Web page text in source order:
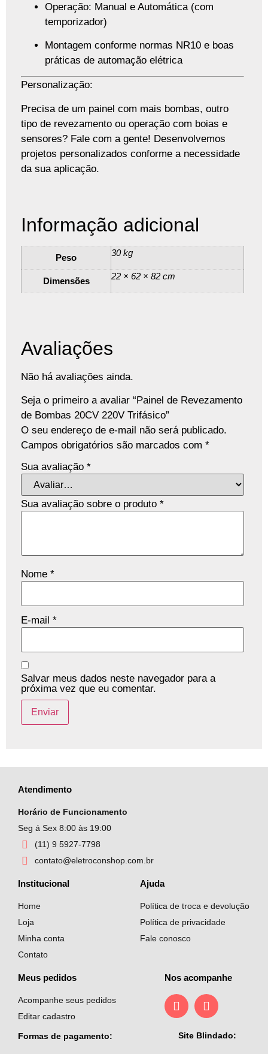
Operação: Manual e Automática (com
temporizador)
Montagem conforme normas NR10 e boas
práticas de automação elétrica
Personalização:
Precisa de um painel com mais bombas, outro
tipo de revezamento ou operação com boias e
sensores? Fale com a gente! Desenvolvemos
projetos personalizados conforme a necessidade
da sua aplicação.
Informação adicional
Peso 30 kg
Dimensões 22 × 62 × 82 cm
Avaliações
Não há avaliações ainda.
Seja o primeiro a avaliar “Painel de Revezamento
de Bombas 20CV 220V Trifásico”
O seu endereço de e-mail não será publicado.
Campos obrigatórios são marcados com *
Sua avaliação *
Sua avaliação sobre o produto *
Nome *
E-mail *
Salvar meus dados neste navegador para a
próxima vez que eu comentar.
Atendimento
Horário de Funcionamento
Seg á Sex 8:00 às 19:00
(11) 9 5927-7798
contato@eletroconshop.com.br
Institucional
Home
Loja
Minha conta
Contato
Ajuda
Política de troca e devolução
Política de privacidade
Fale conosco
Meus pedidos
Acompanhe seus pedidos
Editar cadastro
Formas de pagamento:
Nos acompanhe
Site Blindado: